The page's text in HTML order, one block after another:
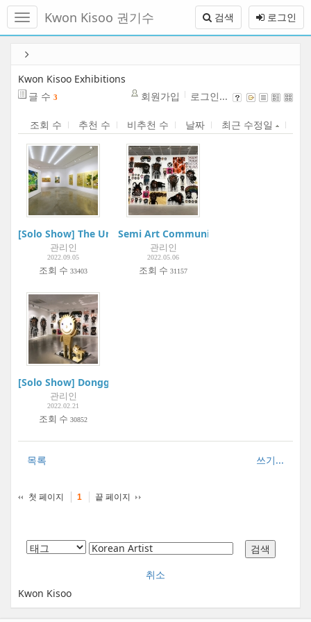
메
토
로그인
검색
Kwon Kisoo 권기수
Kwon Kisoo Exhibitions
글 수 3 회원가입 로그인...
조회 수 추천 수 비추천 수 날짜 최근 수정일
[Solo Show] The Universe in the Golden Eye | Atelier Aki
관리인
2022.09.05
조회 수 33403
Semi Art Community Project:Boogie
관리인
2022.05.06
조회 수 31157
[Solo Show] Dongguri 20 Years | Project Space Mium
관리인
2022.02.21
조회 수 30852
쓰기...
목록
첫 페이지 1 끝 페이지
취소
Kwon Kisoo